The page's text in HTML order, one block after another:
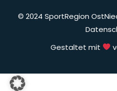
© 2024 SportRegion
Gestaltet mit